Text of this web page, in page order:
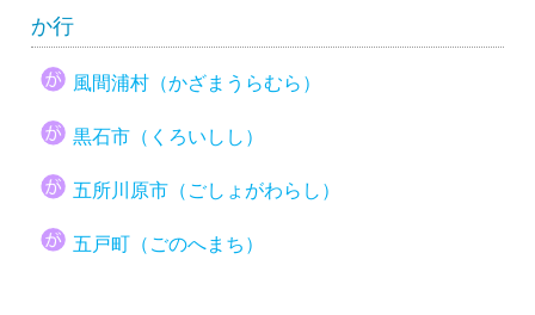
か行
風間浦村（かざまうらむら）
黒石市（くろいしし）
五所川原市（ごしょがわらし）
五戸町（ごのへまち）